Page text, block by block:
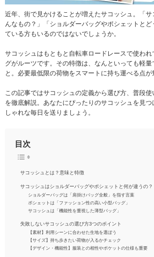
近年、街で見かけることが増えたサコッシュ。「
んなもの？」「ショルダーバッグやポシェットと
ている方もいるのではないでしょうか。
サコッシュはもともと自転車ロードレースで使われ
グがルーツです。その特徴は、なんといっても軽量
と。必要最低限の荷物をスマートに持ち運べる点が
この記事ではサコッシュの定義から選び方、普段
を徹底解説。あなたにぴったりのサコッシュを見
しゃれな毎日を送りましょう。
目次
サコッシュとは？意味と特徴
サコッシュはショルダーバッグやポシェットと何が違うの？
ショルダーバッグは「肩掛けバッグ全般」を指す言葉
ポシェットは「ファッション性の高い小型バッグ」
サコッシュは「機能性を重視した薄型バッグ」
失敗しないサコッシュの選び方3つのポイント
【素材】利用シーンに合わせた生地を選ぼう
【サイズ】持ち歩きたい荷物が入るかチェック
【デザイン・機能性】服装との相性やポケットの仕様も重要